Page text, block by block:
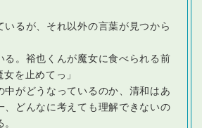
るが、それ以外の言葉が見つから
る。裕也くんが魔女に食べられる前
女を止めてっ」
がどうなっているのか、清和はあ
、どんなに考えても理解できないの